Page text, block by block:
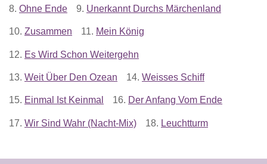
8. Ohne Ende 9. Unerkannt Durchs Märchenland
10. Zusammen 11. Mein König
12. Es Wird Schon Weitergehn
13. Weit Über Den Ozean 14. Weisses Schiff
15. Einmal Ist Keinmal 16. Der Anfang Vom Ende
17. Wir Sind Wahr (Nacht-Mix) 18. Leuchtturm